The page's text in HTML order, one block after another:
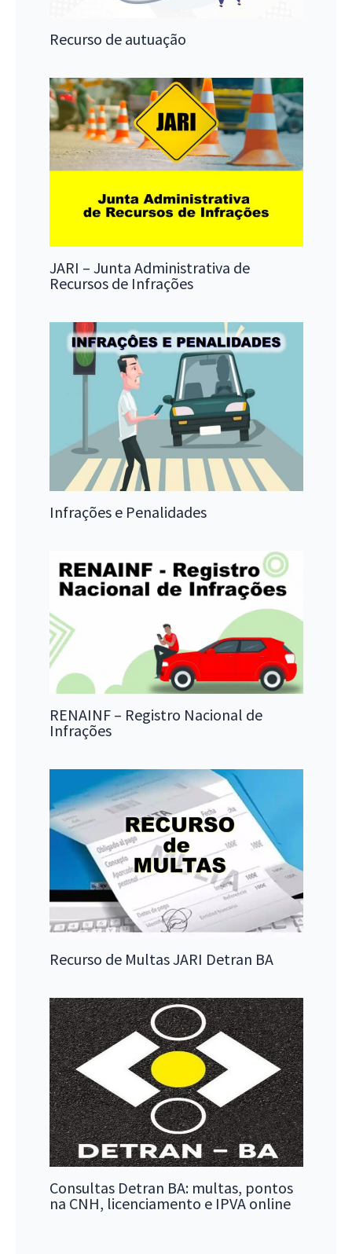
Recurso de autuação
JARI – Junta Administrativa de
Recursos de Infrações
Infrações e Penalidades
RENAINF – Registro Nacional de
Infrações
Recurso de Multas JARI Detran BA
Consultas Detran BA: multas, pontos
na CNH, licenciamento e IPVA online